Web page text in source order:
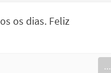
os dias. Feliz
...